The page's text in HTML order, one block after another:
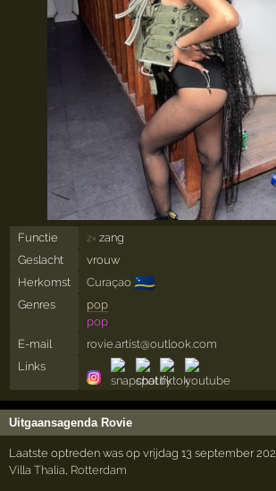
Functie 2× zang
Geslacht
vrouw
Herkomst
Curaçao 🇨🇼
Genres
pop
pop
E-mail
rovie.artist@outlook.com
Links
Uitgaansagenda Rovie
Laatste optreden was op vrijdag 13 september
Villa Thalia, Rotterdam